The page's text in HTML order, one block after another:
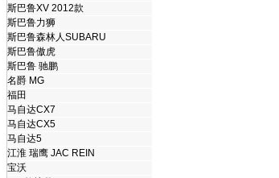
斯巴鲁XV 2012款
斯巴鲁力狮
斯巴鲁森林人SUBARU
斯巴鲁傲虎
斯巴鲁 驰鹏
名爵 MG
福田
马自达CX7
马自达CX5
马自达5
江淮 瑞鹰 JAC REIN
宝沃